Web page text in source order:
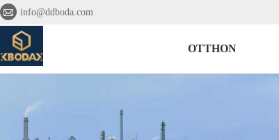
 info@ddboda.com
OTTHON